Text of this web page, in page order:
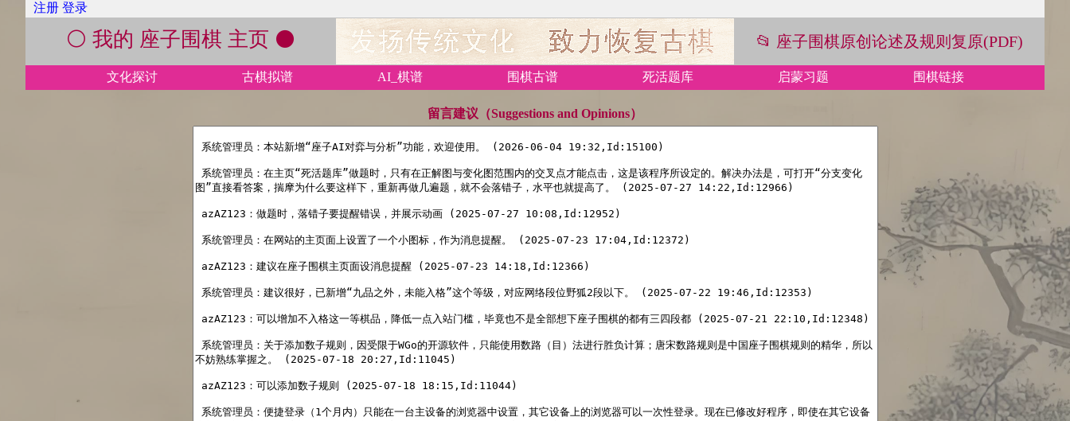
注册 登录
⚪ 我的 座子围棋 主页 ⚫ 📂 座子围棋原创论述及规则复原(PDF)
文化探讨 古棋拟谱 AI_棋谱 围棋古谱 死活题库 启蒙习题 围棋链接
留言建议（Suggestions and Opinions）